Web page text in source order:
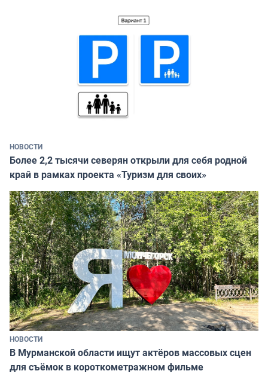
НОВОСТИ
Более 2,2 тысячи северян открыли для себя родной
край в рамках проекта «Туризм для своих»
НОВОСТИ
В Мурманской области ищут актёров массовых сцен
для съёмок в короткометражном фильме